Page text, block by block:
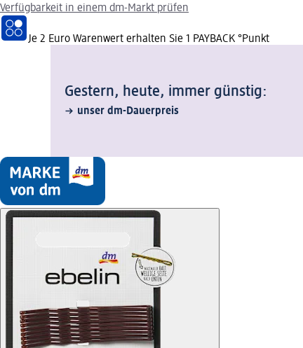
Verfügbarkeit in einem dm-Markt prüfen
Je 2 Euro Warenwert erhalten Sie 1 PAYBACK °Punkt
Gestern, heute, immer günstig:
unser dm-Dauerpreis